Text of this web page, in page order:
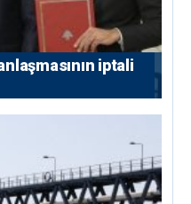
iptali